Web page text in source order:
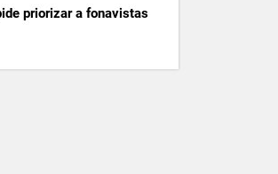
priorizar a fonavistas